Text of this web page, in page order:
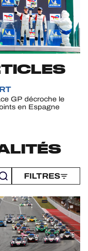
GP décroche le
en Espagne
FILTRES